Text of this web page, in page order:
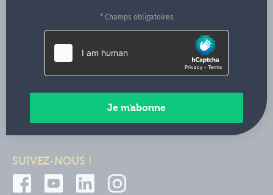
* Champs obligatoires
35000 Rennes
02 99 05 25 47
Contactez-nous
SUIVEZ-NOUS !